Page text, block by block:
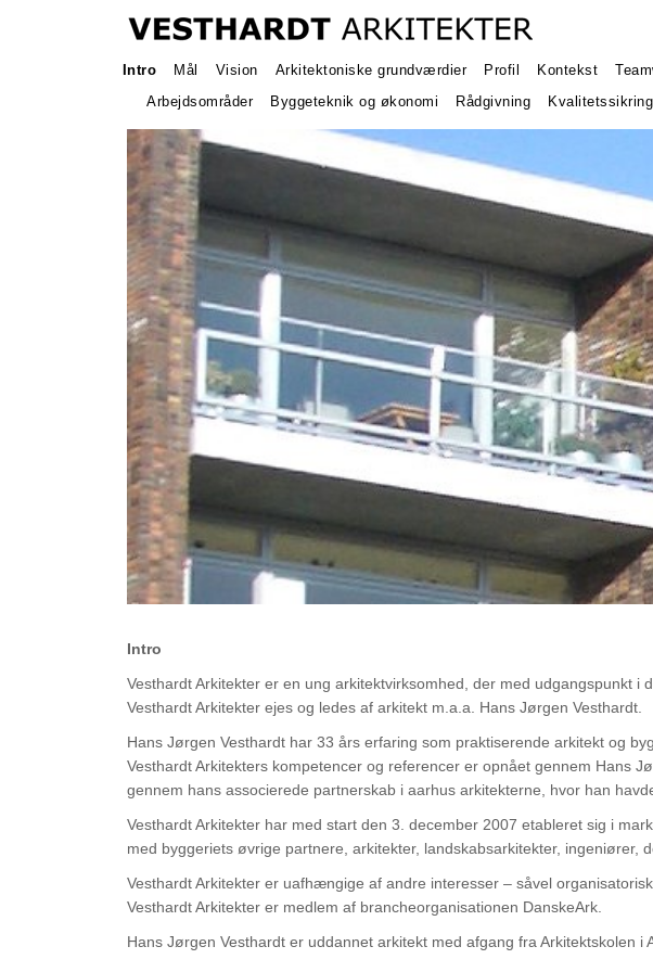
Intro Mål Vision Arkitektoniske grundværdier Profil Kontekst
Arbejdsområder
Byggeteknik og økonomi Rådgivning Kvalitetssikring
Intro
Vesthardt Arkitekter er en ung arkitektvirksomhed, der med udgangspunkt i
Vesthardt Arkitekter ejes og ledes af arkitekt m.a.a. Hans Jørgen Vesthardt.
Hans Jørgen Vesthardt har 33 års erfaring som praktiserende arkitekt og
Vesthardt Arkitekters kompetencer og referencer er opnået gennem Hans
gennem hans associerede partnerskab i aarhus arkitekterne, hvor han
Vesthardt Arkitekter har med start den 3. december 2007 etableret sig i
med byggeriets øvrige partnere, arkitekter, landskabsarkitekter, ingeniører,
Vesthardt Arkitekter er uafhængige af andre interesser – såvel
Vesthardt Arkitekter er medlem af brancheorganisationen DanskeArk.
Hans Jørgen Vesthardt er uddannet arkitekt med afgang fra Arkitektskolen i